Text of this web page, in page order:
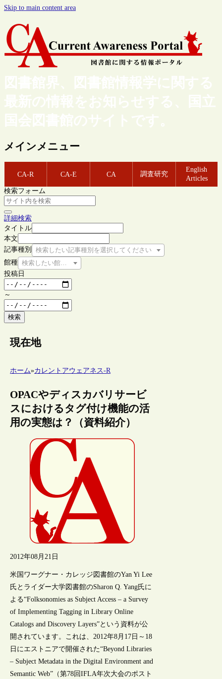
Skip to main content area
図書館界、図書館情報学に関する
最新の情報をお知らせする、国立
国会図書館のサイトです。
メインメニュー
CA-R CA-E CA 調査研究
English
Articles
検索フォーム
詳細検索
タイトル
本文
記事種別
検索したい記事種別を選択してください
館種 検索したい館種を選択してください
投稿日
～
検索
現在地
ホーム»カレントアウェアネス-R
OPACやディスカバリサービ
スにおけるタグ付け機能の活
用の実態は？（資料紹介）
2012年08月21日
米国ワーグナー・カレッジ図書館のYan Yi Lee
氏とライダー大学図書館のSharon Q. Yang氏に
よる“Folksonomies as Subject Access – a Survey
of Implementing Tagging in Library Online
Catalogs and Discovery Layers”という資料が公
開されています。これは、2012年8月17日～18
日にエストニアで開催された“Beyond Libraries
– Subject Metadata in the Digital Environment and
Semantic Web”（第78回IFLA年次大会のポスト